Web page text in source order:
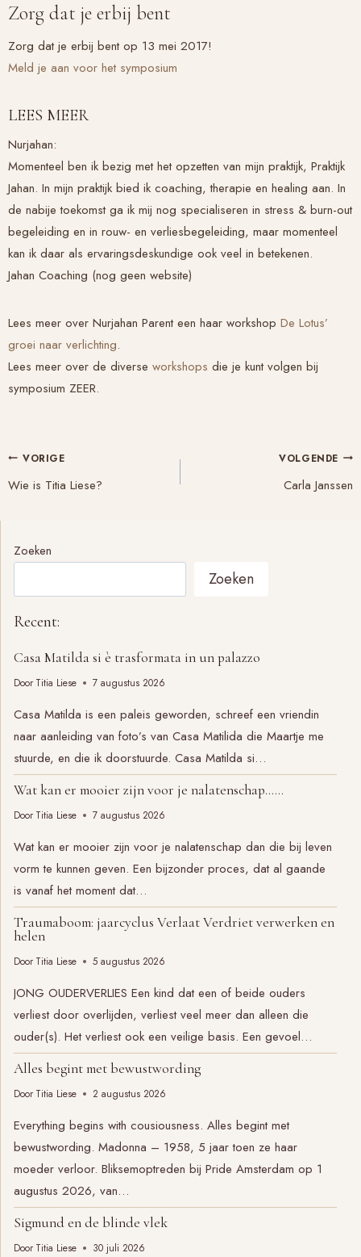
Zorg dat je erbij bent
Zorg dat je erbij bent op 13 mei 2017!
Meld je aan voor het symposium
LEES MEER
Nurjahan:
Momenteel ben ik bezig met het opzetten van mijn praktijk, Praktijk
Jahan. In mijn praktijk bied ik coaching, therapie en healing aan. In
de nabije toekomst ga ik mij nog specialiseren in stress & burn-out
begeleiding en in rouw- en verliesbegeleiding, maar momenteel
kan ik daar als ervaringsdeskundige ook veel in betekenen.
Jahan Coaching (nog geen website)
Lees meer over Nurjahan Parent een haar workshop De Lotus’
groei naar verlichting.
Lees meer over de diverse workshops die je kunt volgen bij
symposium ZEER.
Bericht
navigatie
VORIGE
Wie is Titia Liese?
VOLGENDE
Carla Janssen
Zoeken
Zoeken
Recent:
Casa Matilda si è trasformata in un palazzo
Door Titia Liese 7 augustus 2026
Casa Matilda is een paleis geworden, schreef een vriendin
naar aanleiding van foto’s van Casa Matilida die Maartje me
stuurde, en die ik doorstuurde. Casa Matilda si…
Wat kan er mooier zijn voor je nalatenschap……
Door Titia Liese 7 augustus 2026
Wat kan er mooier zijn voor je nalatenschap dan die bij leven
vorm te kunnen geven. Een bijzonder proces, dat al gaande
is vanaf het moment dat…
Traumaboom: jaarcyclus Verlaat Verdriet verwerken en
helen
Door Titia Liese 5 augustus 2026
JONG OUDERVERLIES Een kind dat een of beide ouders
verliest door overlijden, verliest veel meer dan alleen die
ouder(s). Het verliest ook een veilige basis. Een gevoel…
Alles begint met bewustwording
Door Titia Liese 2 augustus 2026
Everything begins with cousiousness. Alles begint met
bewustwording. Madonna – 1958, 5 jaar toen ze haar
moeder verloor. Bliksemoptreden bij Pride Amsterdam op 1
augustus 2026, van…
Sigmund en de blinde vlek
Door Titia Liese 30 juli 2026